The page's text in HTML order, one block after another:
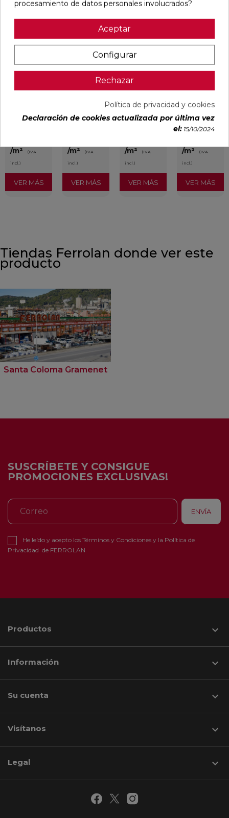
BOULEVARD
77484501
/m²
(IVA
incl.)
VER MÁS
CONCEPT
MOON STRIP
RECTIFICADO
91086942
Colorker
/m²
(IVA
incl.)
favorite
VER MÁS
CONCEPT
CREAM STRIP
RECTIFICADO
Ref:
91086944
Colorker
/m²
(IVA
incl.)
VER MÁS
CLUNIA
RECTIFICADO
Ref:
93139577
PVP
/m²
(IVA
incl.)
VER MÁS
Tiendas Ferrolan donde ver este
producto
Santa Coloma Gramenet
SUSCRÍBETE Y CONSIGUE
PROMOCIONES EXCLUSIVAS!
He leído y acepto los Términos y Condiciones y la Política de
Privacidad de FERROLAN
Productos 
Información 
Su cuenta 
Visítanos keyboard_arrow_down
Legal 
procesamiento de datos personales involucrados?
Aceptar
Configurar
Rechazar
Política de privacidad y cookies
Declaración de cookies actualizada por última vez
el: 15/10/2024